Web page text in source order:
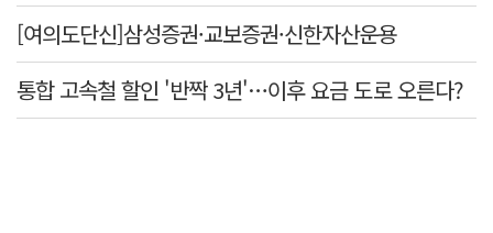
[여의도단신]삼성증권·교보증권·신한자산운용
통합 고속철 할인 '반짝 3년'…이후 요금 도로 오른다?